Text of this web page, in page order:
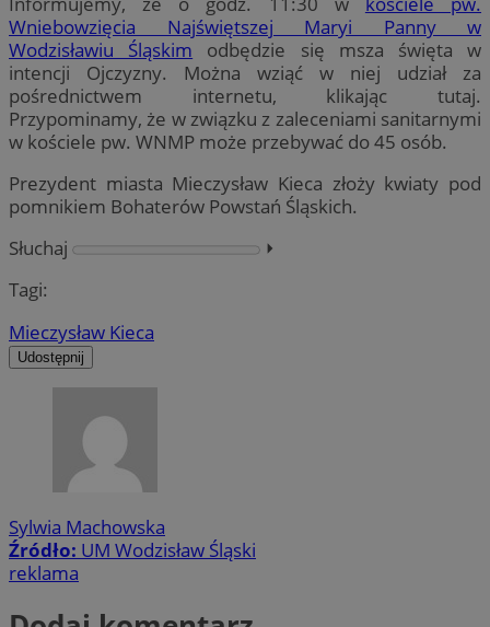
Wniebowzięcia Najświętszej Maryi Panny w
Wodzisławiu Śląskim odbędzie się msza święta w
intencji Ojczyzny. Można wziąć w niej udział za
pośrednictwem internetu, klikając tutaj.
Przypominamy, że w związku z zaleceniami sanitarnymi
w kościele pw. WNMP może przebywać do 45 osób.
Prezydent miasta Mieczysław Kieca złoży kwiaty pod
pomnikiem Bohaterów Powstań Śląskich.
Słuchaj
⏵︎
Tagi:
Mieczysław Kieca
Udostępnij
Sylwia Machowska
Źródło: UM Wodzisław Śląski
reklama